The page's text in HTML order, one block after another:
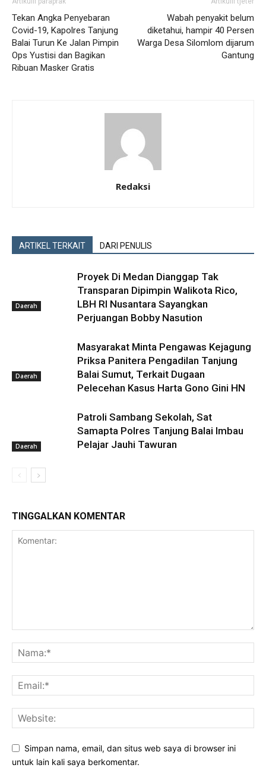
Tekan Angka Penyebaran
Covid-19, Kapolres Tanjung
Balai Turun Ke Jalan Pimpin
Ops Yustisi dan Bagikan
Ribuan Masker Gratis
Wabah penyakit belum
diketahui, hampir 40 Persen
Warga Desa Silomlom dijarum
Gantung
Redaksi
ARTIKEL TERKAIT DARI PENULIS
Daerah
Proyek Di Medan Dianggap Tak
Transparan Dipimpin Walikota Rico,
LBH RI Nusantara Sayangkan
Perjuangan Bobby Nasution
Daerah
Masyarakat Minta Pengawas Kejagung
Priksa Panitera Pengadilan Tanjung
Balai Sumut, Terkait Dugaan
Pelecehan Kasus Harta Gono Gini HN
Daerah
Patroli Sambang Sekolah, Sat
Samapta Polres Tanjung Balai Imbau
Pelajar Jauhi Tawuran
TINGGALKAN KOMENTAR
Simpan nama, email, dan situs web saya di browser ini
untuk lain kali saya berkomentar.